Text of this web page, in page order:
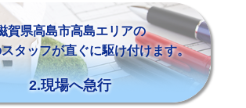
賀県高島市高島エリアの
タッフが直ぐに駆け付けます。
2.現場へ急行